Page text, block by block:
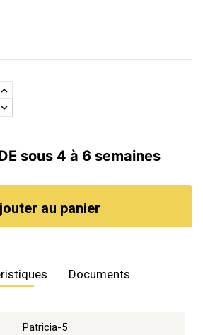
sous 4 à 6 semaines
au panier
Patricia-5
Documents